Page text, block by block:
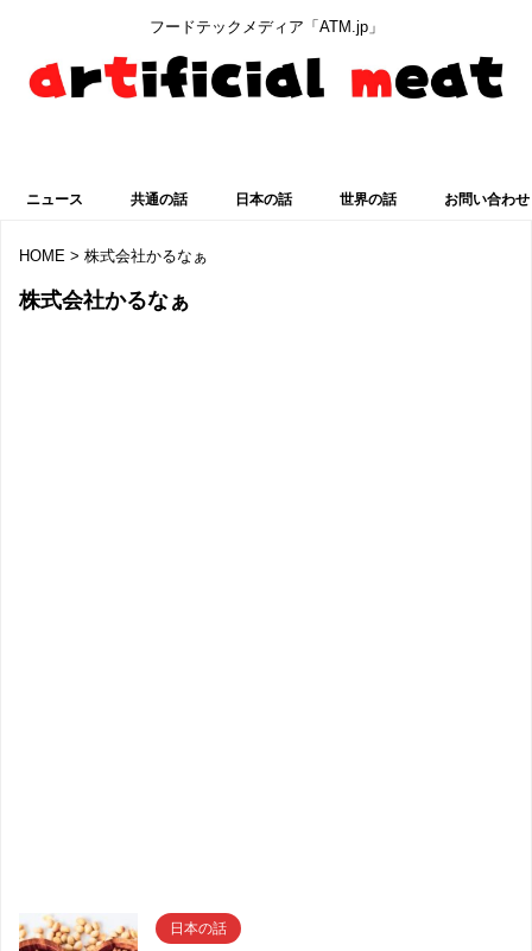
フードテックメディア「ATM.jp」
ニュース 共通の話 日本の話 世界の話 お問い合わせ
HOME > 株式会社かるなぁ
株式会社かるなぁ
日本の話